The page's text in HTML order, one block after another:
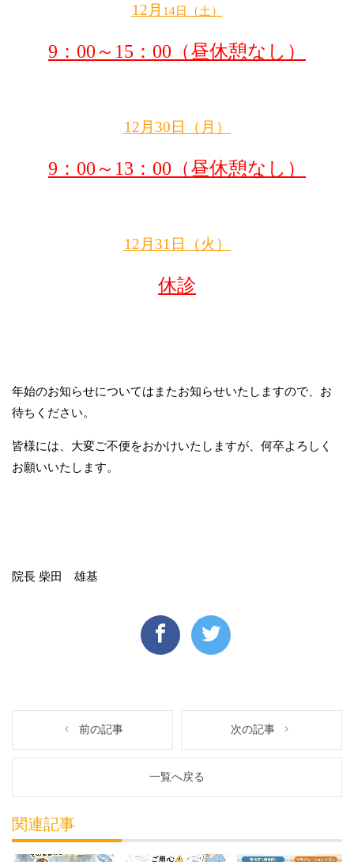
12月 14日（土）
9：00～15：00（昼休憩なし）
12月30日（月）
9：00～13：00（昼休憩なし）
12月31日（火）
休診
年始のお知らせについてはまたお知らせいたしますので、お
待ちください。
皆様には、大変ご不便をおかけいたしますが、何卒よろしく
お願いいたします。
院長 柴田 雄基
前の記事 次の記事
一覧へ戻る
関連記事